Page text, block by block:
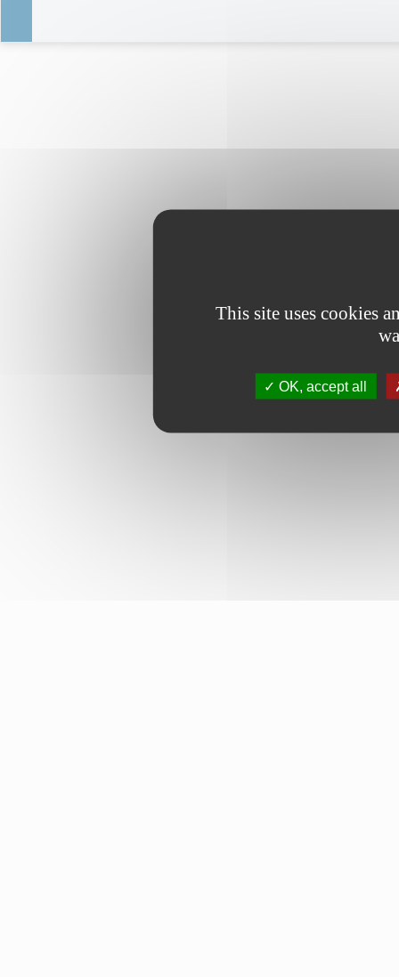
This site uses cookies
OK, accept all